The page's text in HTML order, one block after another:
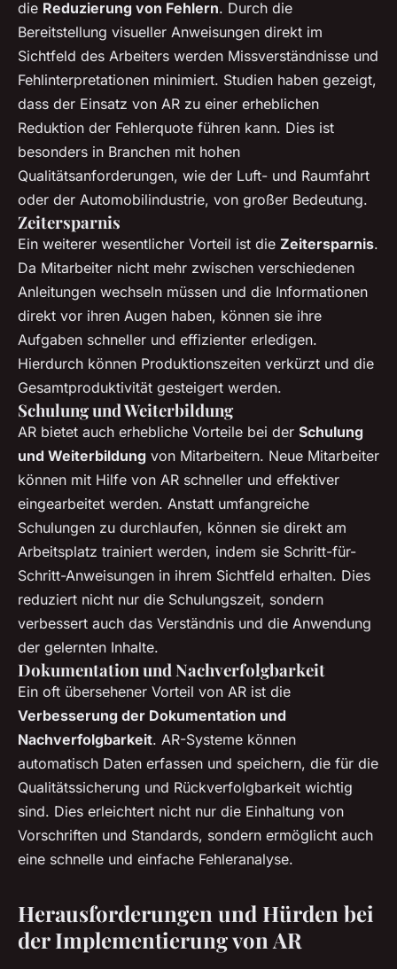
die Reduzierung von Fehlern. Durch die
Bereitstellung visueller Anweisungen direkt im
Sichtfeld des Arbeiters werden Missverständnisse und
Fehlinterpretationen minimiert. Studien haben gezeigt,
dass der Einsatz von AR zu einer erheblichen
Reduktion der Fehlerquote führen kann. Dies ist
besonders in Branchen mit hohen
Qualitätsanforderungen, wie der Luft- und Raumfahrt
oder der Automobilindustrie, von großer Bedeutung.
Zeitersparnis
Ein weiterer wesentlicher Vorteil ist die Zeitersparnis.
Da Mitarbeiter nicht mehr zwischen verschiedenen
Anleitungen wechseln müssen und die Informationen
direkt vor ihren Augen haben, können sie ihre
Aufgaben schneller und effizienter erledigen.
Hierdurch können Produktionszeiten verkürzt und die
Gesamtproduktivität gesteigert werden.
Schulung und Weiterbildung
AR bietet auch erhebliche Vorteile bei der Schulung
und Weiterbildung von Mitarbeitern. Neue Mitarbeiter
können mit Hilfe von AR schneller und effektiver
eingearbeitet werden. Anstatt umfangreiche
Schulungen zu durchlaufen, können sie direkt am
Arbeitsplatz trainiert werden, indem sie Schritt-für-
Schritt-Anweisungen in ihrem Sichtfeld erhalten. Dies
reduziert nicht nur die Schulungszeit, sondern
verbessert auch das Verständnis und die Anwendung
der gelernten Inhalte.
Dokumentation und Nachverfolgbarkeit
Ein oft übersehener Vorteil von AR ist die
Verbesserung der Dokumentation und
Nachverfolgbarkeit. AR-Systeme können
automatisch Daten erfassen und speichern, die für die
Qualitätssicherung und Rückverfolgbarkeit wichtig
sind. Dies erleichtert nicht nur die Einhaltung von
Vorschriften und Standards, sondern ermöglicht auch
eine schnelle und einfache Fehleranalyse.
Herausforderungen und Hürden bei
der Implementierung von AR